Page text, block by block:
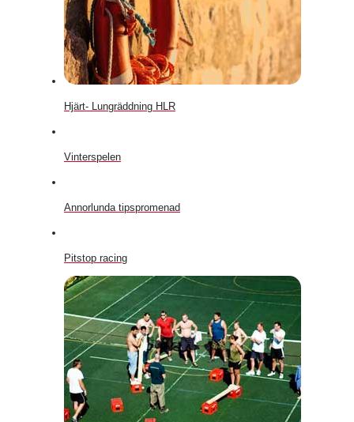
Hjärt- Lungräddning HLR
Vinterspelen
Annorlunda tipspromenad
Pitstop racing